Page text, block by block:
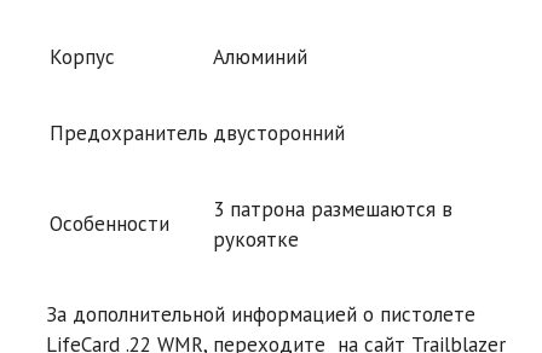
Корпус Алюминий
Предохранитель двусторонний
Особенности
3 патрона размешаются в
рукоятке
За дополнительной информацией о пистолете
LifeCard .22 WMR, переходите на сайт Trailblazer